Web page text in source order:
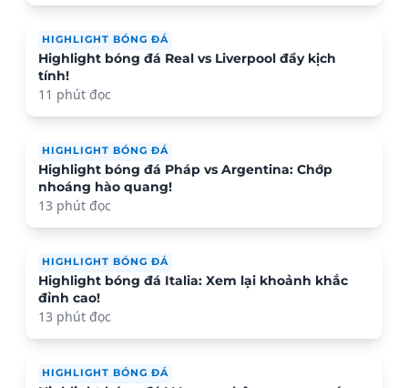
HIGHLIGHT BÓNG ĐÁ
Highlight bóng đá Real vs Liverpool đầy kịch
tính!
11 phút đọc
HIGHLIGHT BÓNG ĐÁ
Highlight bóng đá Pháp vs Argentina: Chớp
nhoáng hào quang!
13 phút đọc
HIGHLIGHT BÓNG ĐÁ
Highlight bóng đá Italia: Xem lại khoảnh khắc
đỉnh cao!
13 phút đọc
HIGHLIGHT BÓNG ĐÁ